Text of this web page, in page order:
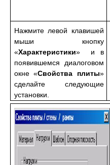
Нажмите левой клавишей
мыши кнопку
«Характеристики» и в
появившемся диалоговом
окне «Свойства плиты»
сделайте следующие
установки.